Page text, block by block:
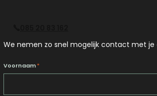
We nemen zo snel mogelijk contact met je
Voornaam*